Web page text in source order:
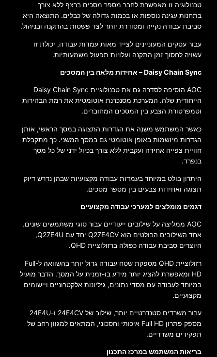
טכנולוגיה זו מאפשרת לחבר מספר מסכים ברצף ללא צורך
בתחנות עגינה נוספות או בכמות גדולה של כבלים. התוצאה היא
סביבת עבודה נקייה ומסודרת יותר לצד פשטות בהתקנה ובניהול.
עבור עסקים המעוניינים לצייד מאות עמדות עבודה, יכולת זו
עשויה לחסוך זמן התקנה ועלויות תפעול משמעותיות.
Daisy Chain Sync – אחידות מלאה בין המסכים
AOC הוסיפה לסדרה גם את טכנולוגיית Daisy Chain Sync
הייחודית שלה. המערכת מסנכרנת אוטומטית את רמת הבהירות
וטמפרטורת הצבע בין המסכים המחוברים.
כאשר המשתמש משנה את הגדרות התצוגה במסך הראשי, אותן
הגדרות מיושמות באופן אוטומטי גם במסך המשני. כך מתקבלת
חוויית צפייה אחידה ועקבית ללא צורך בכיול ידני של כל מסך
בנפרד.
היתרון בולט במיוחד בעמדות עבודה מקצועיות שבהן נדרש דיוק
תצוגה ואחידות צבעים בין מספר מסכים.
דגמים מומלצים למערכי עבודה מקצועיים
AOC ממליצה על שילובים ייעודיים עבור סוגי משתמשים שונים.
אחד השילובים הבולטים הוא Q27E4CV יחד עם Q27E4U,
היוצרים סביבת עבודה כפולה ברזולוציית QHD.
רזולוציית QHD מספקת שטח עבודה גדול יותר בהשוואה ל-Full
HD ומאפשרת להציג יותר מידע בו-זמנית על המסך. הדבר מועיל
במיוחד לעבודה עם מסדי נתונים, גיליונות אלקטרוניים ויישומים
מקצועיים.
עבור משרדים סטנדרטיים יותר, שילוב של 24E4CV ו-24E4U
מספק פתרון Full HD איכותי וחסכוני, המתאים למגוון רחב של
תפקידים משרדיים.
בריאות המשתמש במרכז התכנון